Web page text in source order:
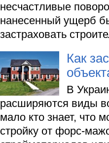
несчастливые
нанесенный ущерб
застраховать
Как
В
расширяются виды
мало кто знает, что
стройку от форс-